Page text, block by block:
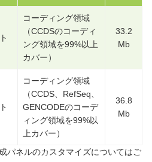
コーディング領域
（CCDSのコーディ
ング領域を99%以上
カバー）
33.2
Mb
コーディング領域
（CCDS、RefSeq、
GENCODEのコーデ
ィング領域を99%以
上カバー）
36.8
Mb
パネルのカスタマイズについてはご